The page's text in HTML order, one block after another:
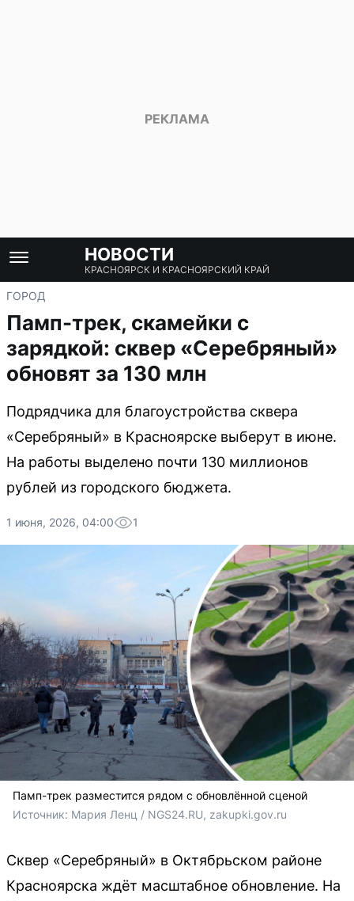
НОВОСТИ
КРАСНОЯРСК И КРАСНОЯРСКИЙ КРАЙ
ГОРОД
Памп-трек, скамейки с
зарядкой: сквер «Серебряный»
обновят за 130 млн
Подрядчика для благоустройства сквера
«Серебряный» в Красноярске выберут в июне.
На работы выделено почти 130 миллионов
рублей из городского бюджета.
1 июня, 2026, 04:00 1
Памп-трек разместится рядом с обновлённой сценой
Источник: Мария Ленц / NGS24.RU, zakupki.gov.ru
Сквер «Серебряный» в Октябрьском районе
Красноярска ждёт масштабное обновление. На